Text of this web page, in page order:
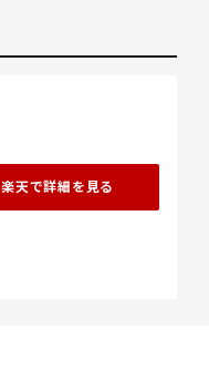
楽天で詳細を見る